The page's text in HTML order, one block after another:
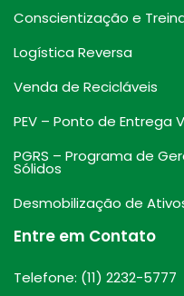
Conscientização e
Logística Reversa
Venda de Recicláveis
PEV – Ponto de Entrega
PGRS – Programa de
Sólidos
Desmobilização de
Entre em Contato
Telefone: (11) 2232-5777